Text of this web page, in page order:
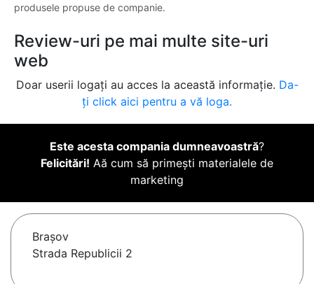
produsele propuse de companie.
Review-uri pe mai multe site-uri
web
Doar userii logați au acces la această informație. Da-
ți click aici pentru a vă loga.
Este acesta compania dumneavoastră?
Felicitări! Aă cum să primești materialele de
marketing
Braşov
Strada Republicii 2